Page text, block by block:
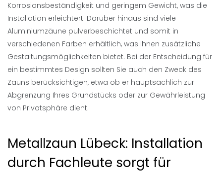
Korrosionsbeständigkeit und geringem Gewicht, was die
Installation erleichtert. Darüber hinaus sind viele
Aluminiumzäune pulverbeschichtet und somit in
verschiedenen Farben erhältlich, was Ihnen zusätzliche
Gestaltungsmöglichkeiten bietet. Bei der Entscheidung für
ein bestimmtes Design sollten Sie auch den Zweck des
Zauns berücksichtigen, etwa ob er hauptsächlich zur
Abgrenzung Ihres Grundstücks oder zur Gewährleistung
von Privatsphäre dient.
Metallzaun Lübeck: Installation
durch Fachleute sorgt für